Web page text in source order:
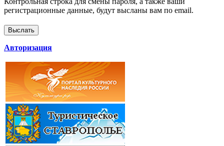
регистрационные данные, будут высланы вам по email.
Авторизация